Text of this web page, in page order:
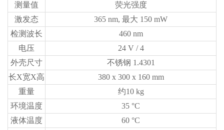
测量值
荧光强度
激发态
365 nm, 最大 150 mW
检测波长
460 nm
电压
24 V / 4
外壳尺寸
不锈钢 1.4301
长X宽X高
380 x 300 x 160 mm
重量
约10 kg
环境温度
35 °C
液体温度
60 °C